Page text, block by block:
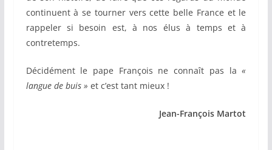
continuent à se tourner vers cette belle France et le
rappeler si besoin est, à nos élus à temps et à
contretemps.
Décidément le pape François ne connaît pas la «
langue de buis » et c’est tant mieux !
Jean-François Martot